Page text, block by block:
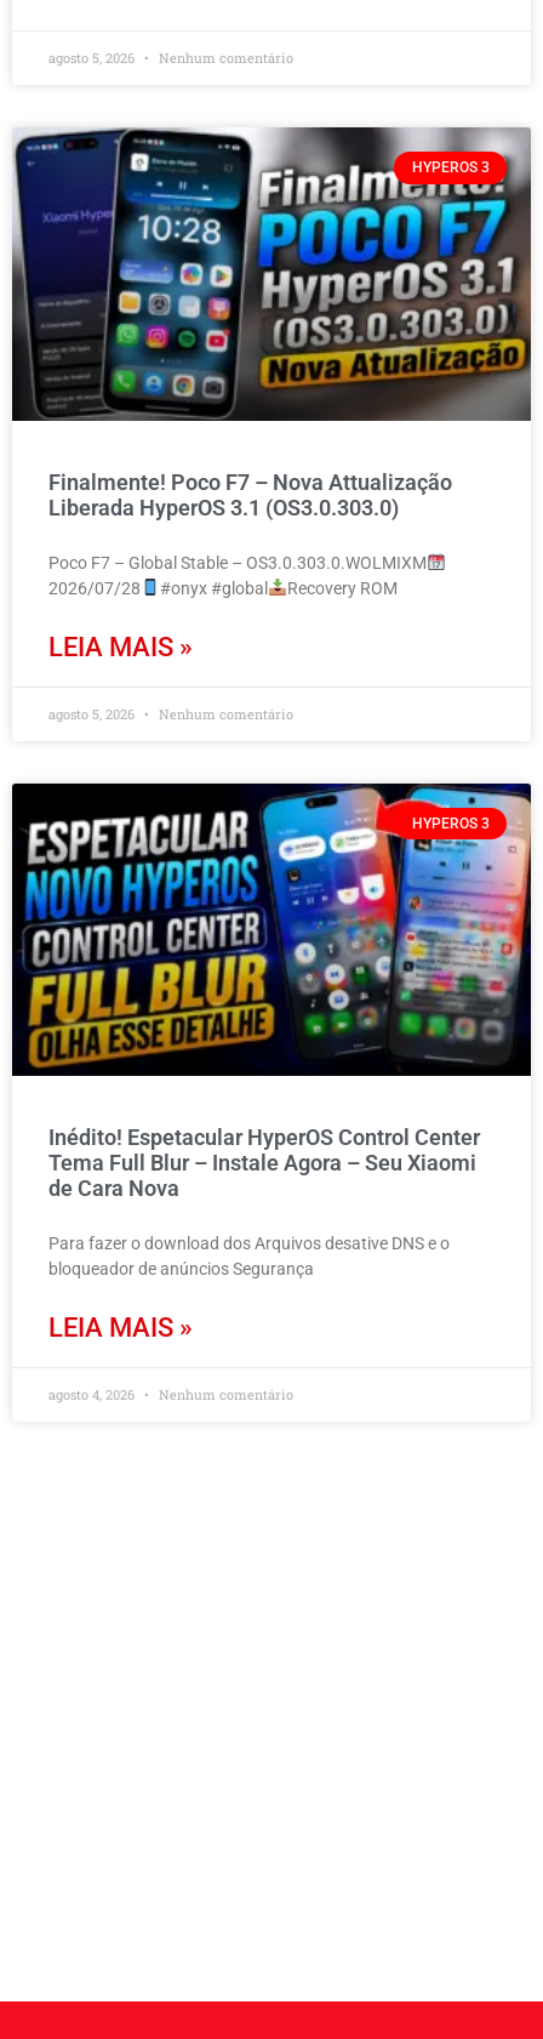
agosto 5, 2026 Nenhum comentário
HYPEROS 3
Finalmente! Poco F7 – Nova Attualização
Liberada HyperOS 3.1 (OS3.0.303.0)
Poco F7 – Global Stable – OS3.0.303.0.WOLMIXM
2026/07/28
#onyx #global Recovery ROM
LEIA MAIS »
agosto 5, 2026 Nenhum comentário
HYPEROS 3
Inédito! Espetacular HyperOS Control Center
Tema Full Blur – Instale Agora – Seu Xiaomi
de Cara Nova
Para fazer o download dos Arquivos desative DNS e o
bloqueador de anúncios Segurança
LEIA MAIS »
agosto 4, 2026 Nenhum comentário